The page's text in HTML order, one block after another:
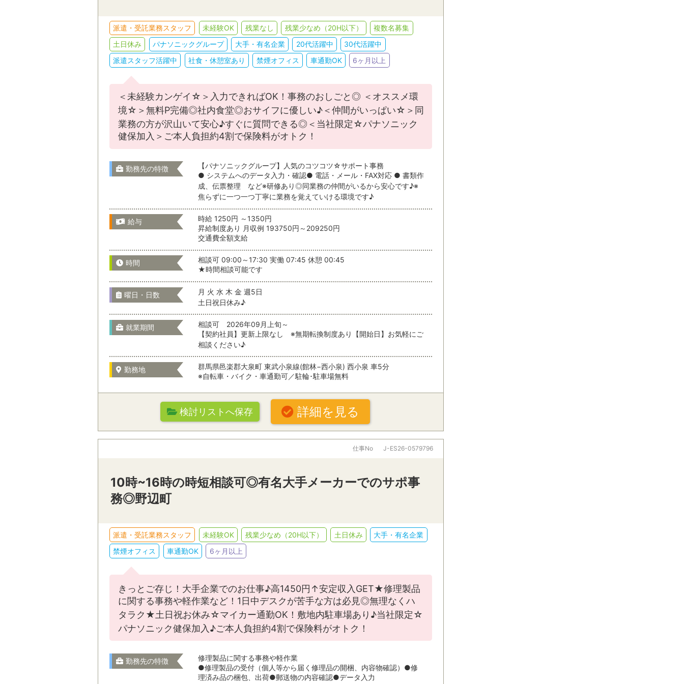
駅名から検索/都道府県
茨城県
栃木県
群馬県
山梨県
JR
条件を追加する
IT・クリエイティブ
その他
貿易事務・海外営業事務
金融・証券・保険事務
選択をすべてクリアする
スキルを活かす 語学力を活かす
ACCESS
CAD
就業形態
派遣・受託業務スタッフ
就業期間
6ヵ月以上
1～3ヵ月 1ヵ月未満
派遣・受託業務スタッフ 未経験OK 残業なし 残業少なめ（20H以下）
複数名募集
土日休み
パナソニックグループ 大手・有名企業 20代活躍中
30代活躍中
派遣スタッフ活躍中
社食・休憩室あり 禁煙オフィス 車通勤OK 6ヶ月以上
＜未経験カンゲイ☆＞入力できればOK！事務のおしごと◎ ＜オススメ環
境☆＞無料P完備◎社内食堂◎おサイフに優しい♪＜仲間がいっぱい☆＞同
業務の方が沢山いて安心♪すぐに質問できる◎＜当社限定☆パナソニック
健保加入＞ご本人負担約4割で保険料がオトク！
勤務先の特徴
【パナソニックグループ】人気のコツコツ☆サポート事務
● システムへのデータ入力・確認● 電話・メール・FAX対応 ● 書類作
成、伝票整理 など※研修あり◎同業務の仲間がいるから安心です♪※
焦らずに一つ一つ丁寧に業務を覚えていける環境です♪
給与
時給 1250円 ～1350円
昇給制度あり 月収例 193750円～209250円
交通費全額支給
時間
相談可 09:00～17:30 実働 07:45 休憩 00:45
★時間相談可能です
曜日・日数
月 火 水 木 金 週5日
土日祝日休み♪
就業期間
相談可 2026年09月上旬～
【契約社員】更新上限なし ※無期転換制度あり【開始日】お気軽にご
相談ください♪
勤務地
群馬県邑楽郡大泉町 東武小泉線(館林−西小泉) 西小泉 車5分
※自転車・バイク・車通勤可／駐輪･駐車場無料
検討リストへ保存 詳細を見る
仕事No J-ES26-0579796
10時~16時の時短相談可◎有名大手メーカーでのサポ事
務◎野辺町
派遣・受託業務スタッフ 未経験OK 残業少なめ（20H以下） 土日休み
大手・有名企業
禁煙オフィス
車通勤OK 6ヶ月以上
きっとご存じ！大手企業でのお仕事♪高1450円↑安定収入GET★修理製品
に関する事務や軽作業など！1日中デスクが苦手な方は必見◎無理なくハ
タラク★土日祝お休み☆マイカー通勤OK！敷地内駐車場あり♪当社限定☆
パナソニック健保加入♪ご本人負担約4割で保険料がオトク！
勤務先の特徴
修理製品に関する事務や軽作業
●修理製品の受付（個人等から届く修理品の開梱、内容物確認）●修
理済み品の梱包、出荷●郵送物の内容確認●データ入力